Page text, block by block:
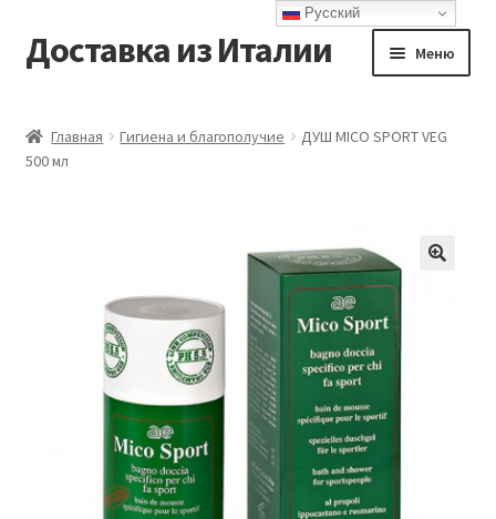
Перейти
к
Перейти
к
Доставка из Италии Меню
Доставка
Мой аккаунт
Оформление заказа
Главная Гигиена и благополучие
ДУШ MICO SPORT VEG
500 мл
Русский